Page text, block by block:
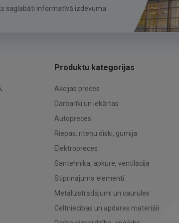
saglabāti informatīvā izdevuma
Produktu kategorijas
Akcijas preces
Darbarīki un iekārtas
Autopreces
Riepas, riteņu diski, gumija
Elektropreces
Santehnika, apkure, ventilācija
Stiprinājuma elementi
Metālizstrādājumi un caurules
Celtniecības un apdares materiāli